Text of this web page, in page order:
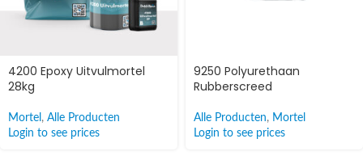
4200 Epoxy Uitvulmortel
28kg
Mortel , Alle Producten
Login to see prices
9250 Polyurethaan
Rubberscreed
Alle Producten, Mortel
Login to see prices